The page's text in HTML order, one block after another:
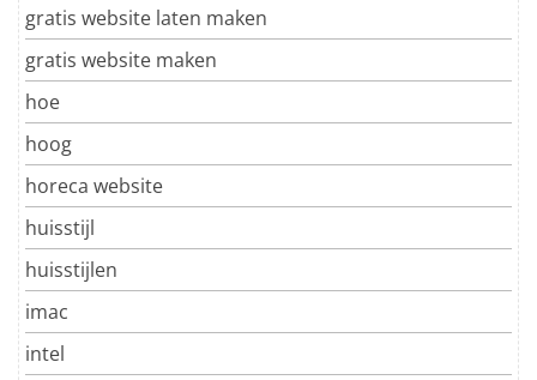
gratis website laten maken
gratis website maken
hoe
hoog
horeca website
huisstijl
huisstijlen
imac
intel